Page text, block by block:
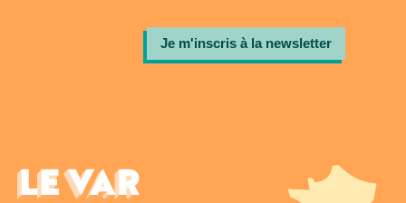
Je m'inscris à la newsletter